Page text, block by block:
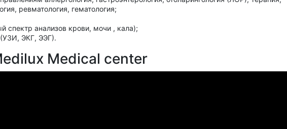
ревматология, гематология;
спектр анализов крови, мочи , кала);
ЭКГ, ЭЭГ).
Medical center